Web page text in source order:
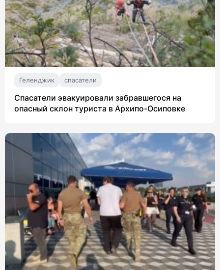
Геленджик спасатели
Спасатели эвакуировали забравшегося на
опасный склон туриста в Архипо-Осиповке